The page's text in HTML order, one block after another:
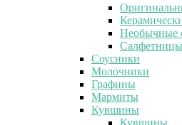
Необычные
Соусники
Молочники
Графины
Мармиты
Кувшины
Кувшины